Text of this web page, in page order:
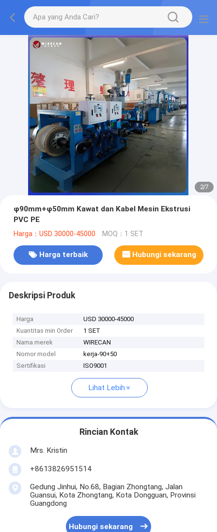
2/7
φ90mm+φ50mm Kawat dan Kabel Mesin Ekstrusi
PVC PE
Harga：USD 30000-45000 MOQ：1 SET
Harga terbaik Hubungi sekarang
Deskripsi Produk
Harga
USD 30000-45000
Kuantitas min Order
1 SET
Nama merek
WIRECAN
Nomor model
kerja-90+50
Sertifikasi
ISO9001
Lihat Lebih
Rincian Kontak
Mrs. Kristin
+8613826951514
Gedung Jinhui, No.68, Bagian Zhongtang, Jalan
Guansui, Kota Zhongtang, Kota Dongguan, Provinsi
Guangdong
Hubungi sekarang